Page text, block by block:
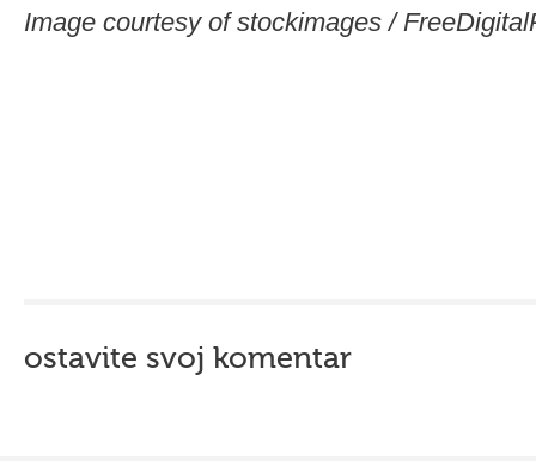
Image courtesy of stockimages /
ostavite svoj komentar